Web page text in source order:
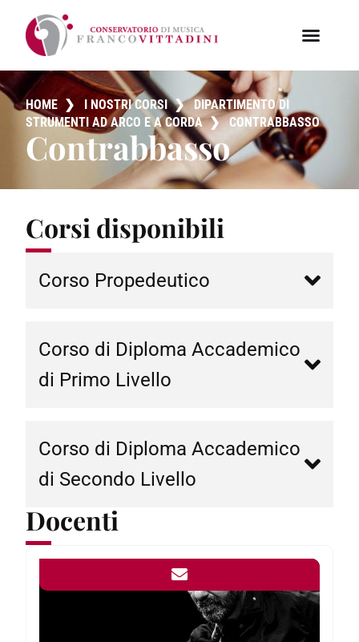
HOME ❯ I NOSTRI CORSI❯DIPARTIMENTO DI
STRUMENTI AD ARCO E A CORDA❯CONTRABBASSO
Contrabbasso
Corsi disponibili
Corso Propedeutico
Corso di Diploma Accademico
di Primo Livello
Corso di Diploma Accademico
di Secondo Livello
Docenti